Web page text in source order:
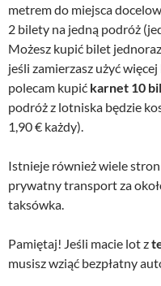
metrem do miejsca
2 bilety na jedną podróż
Możesz kupić bilet
jeśli zamierzasz użyć
polecam kupić karnet 10
podróż z lotniska będzie
1,90 € każdy).
Istnieje również wiele
prywatny transport za
taksówka.
Pamiętaj! Jeśli macie lot z
musisz wziąć bezpłatny